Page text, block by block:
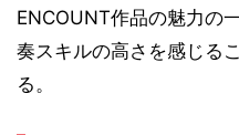
ENCOUNT作品の魅力の
奏スキルの高さを感じる
る。